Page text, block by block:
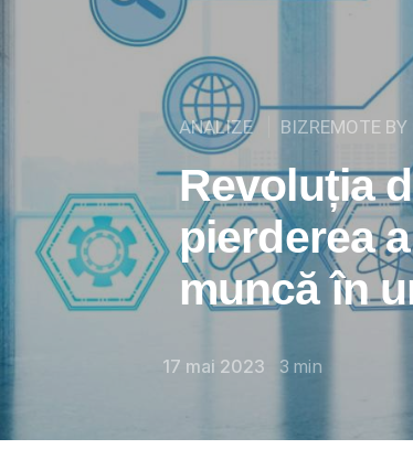
ANALIZE BIZREMOTE BY
Revoluția
pierderea
muncă în
17 mai 2023 3 min